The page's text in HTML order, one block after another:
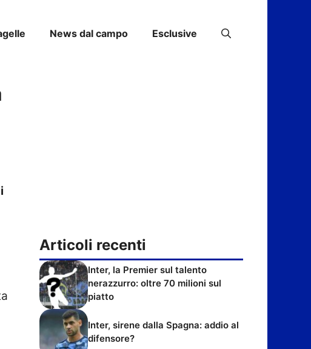
News dal campo Esclusive
Articoli recenti
Inter, la Premier sul talento
nerazzurro: oltre 70 milioni sul
piatto
Inter, sirene dalla Spagna: addio al
difensore?